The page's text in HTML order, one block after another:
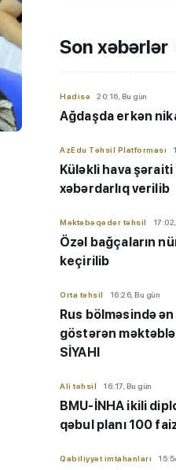
Son xəbərlər
Hadisə 20:16, Bu gün
Ağdaşda erkən
AzEdu Təhsil Platforması
Küləkli hava şəraiti
xəbərdarlıq verilib
Məktəbəqədər təhsil
Özəl bağçaların
keçirilib
Orta təhsil 16:26, Bu gün
Rus bölməsində
göstərən
SİYAHI
Ali təhsil 16:17, Bu gün
BMU-İNHA ikili
qəbul planı 100
Qabiliyyət imtahanları